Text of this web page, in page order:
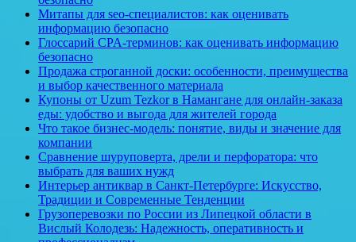
Митапы для seo-специалистов: как оценивать
информацию безопасно
Глоссарий CPA-терминов: как оценивать информацию
безопасно
Продажа строганной доски: особенности, преимущества
и выбор качественного материала
Купоны от Uzum Tezkor в Намангане для онлайн-заказа
еды: удобство и выгода для жителей города
Что такое бизнес-модель: понятие, виды и значение для
компании
Сравнение шуруповерта, дрели и перфоратора: что
выбрать для ваших нужд
Интерьер антиквар в Санкт-Петербурге: Искусство,
Традиции и Современные Тенденции
Грузоперевозки по России из Липецкой области в
Вислый Колодезь: Надежность, оперативность и